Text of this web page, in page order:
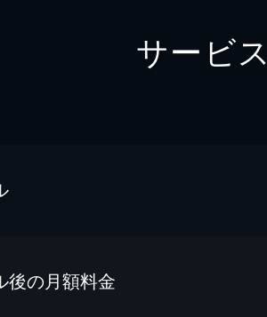
サービ
後の⽉額料金